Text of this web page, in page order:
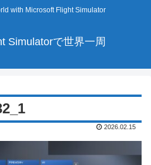
with Microsoft Flight Simulator
Simulatorで世界一周
2026.02.15